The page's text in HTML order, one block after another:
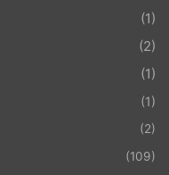
(1)
(2)
(1)
(1)
(2)
(109)